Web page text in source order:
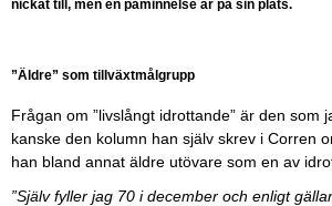
nickat till, men en påminnelse är på sin plats.
”Äldre” som tillväxtmålgrupp
Frågan om ”livslångt idrottande” är den
kanske den kolumn han själv skrev i Corren
han bland annat äldre utövare som en av
”Själv fyller jag 70 i december och enligt